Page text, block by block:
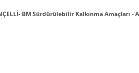
BM Sürdürülebilir Kalkınma Amaçları -